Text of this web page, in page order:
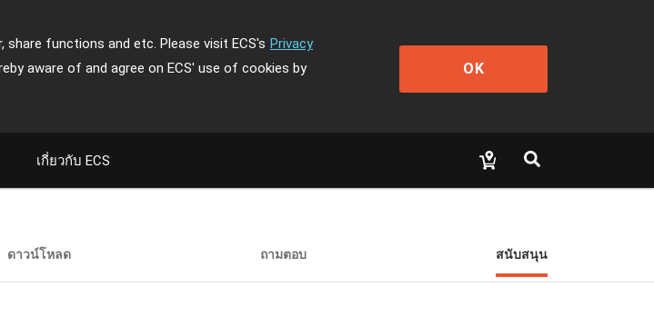
functions and etc. Please visit ECS's Privacy
aware of and agree on ECS' use of cookies by
OK
เกี่ยวกับ ECS
ดาวน์โหลด ถามตอบ สนับสนุน